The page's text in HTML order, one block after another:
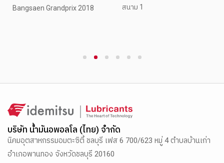
Bangsaen Grandprix 2018
สนาม 1
3 4 5 6
บริษัท น้ำมันอพอลโล (ไทย) จำกัด
นิคมอุตสาหกรรมอมตะซิตี้ ชลบุรี เฟส 6 700/623 หมู่ 4 ตำบลบ้านเก่า
อำเภอพานทอง จังหวัดชลบุรี 20160